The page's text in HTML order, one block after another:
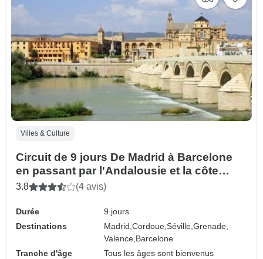
Villes & Culture
Circuit de 9 jours De Madrid à Barcelone
en passant par l'Andalousie et la côte
méditerranéenne
3.8 (4 avis)
Durée
9 jours
Destinations
Madrid,Cordoue,Séville,Grenade,
Valence,Barcelone
Tranche d'âge
Tous les âges sont bienvenus